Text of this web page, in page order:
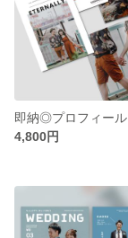
4,800円